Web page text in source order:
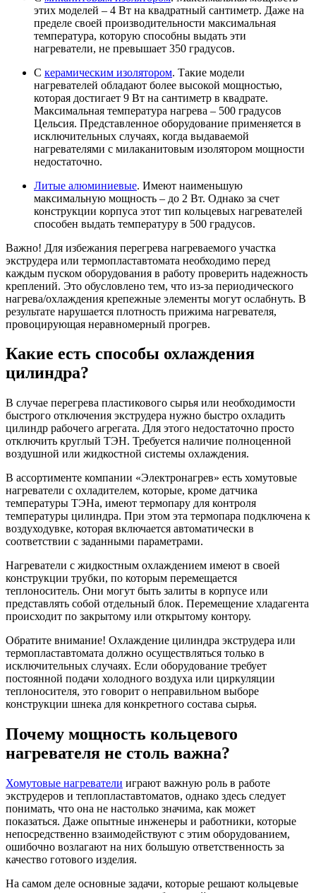
этих моделей – 4 Вт на квадратный сантиметр. Даже на
пределе своей производительности максимальная
температура, которую способны выдать эти
нагреватели, не превышает 350 градусов.
С керамическим изолятором. Такие модели
нагревателей обладают более высокой мощностью,
которая достигает 9 Вт на сантиметр в квадрате.
Максимальная температура нагрева – 500 градусов
Цельсия. Представленное оборудование применяется в
исключительных случаях, когда выдаваемой
нагревателями с милаканитовым изолятором мощности
недостаточно.
Литые алюминиевые. Имеют наименьшую
максимальную мощность – до 2 Вт. Однако за счет
конструкции корпуса этот тип кольцевых нагревателей
способен выдать температуру в 500 градусов.
Важно! Для избежания перегрева нагреваемого участка
экструдера или термопластавтомата необходимо перед
каждым пуском оборудования в работу проверить надежность
креплений. Это обусловлено тем, что из-за периодического
нагрева/охлаждения крепежные элементы могут ослабнуть. В
результате нарушается плотность прижима нагревателя,
провоцирующая неравномерный прогрев.
Какие есть способы охлаждения
цилиндра?
В случае перегрева пластикового сырья или необходимости
быстрого отключения экструдера нужно быстро охладить
цилиндр рабочего агрегата. Для этого недостаточно просто
отключить круглый ТЭН. Требуется наличие полноценной
воздушной или жидкостной системы охлаждения.
В ассортименте компании «Электронагрев» есть хомутовые
нагреватели с охладителем, которые, кроме датчика
температуры ТЭНа, имеют термопару для контроля
температуры цилиндра. При этом эта термопара подключена к
воздуходувке, которая включается автоматически в
соответствии с заданными параметрами.
Нагреватели с жидкостным охлаждением имеют в своей
конструкции трубки, по которым перемещается
теплоноситель. Они могут быть залиты в корпусе или
представлять собой отдельный блок. Перемещение хладагента
происходит по закрытому или открытому контору.
Обратите внимание! Охлаждение цилиндра экструдера или
термопластавтомата должно осуществляться только в
исключительных случаях. Если оборудование требует
постоянной подачи холодного воздуха или циркуляции
теплоносителя, это говорит о неправильном выборе
конструкции шнека для конкретного состава сырья.
Почему мощность кольцевого
нагревателя не столь важна?
Хомутовые нагреватели играют важную роль в работе
экструдеров и теплопластавтоматов, однако здесь следует
понимать, что она не настолько значима, как может
показаться. Даже опытные инженеры и работники, которые
непосредственно взаимодействуют с этим оборудованием,
ошибочно возлагают на них большую ответственность за
качество готового изделия.
На самом деле основные задачи, которые решают кольцевые